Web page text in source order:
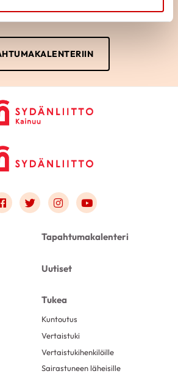
Link to facebook
Link to twitter
Link to instagram
Link to youtube
Tapahtumakalenteri
Uutiset
Tukea
Kuntoutus
Vertaistuki
Vertaistukihenkilöille
Sairastuneen läheisille